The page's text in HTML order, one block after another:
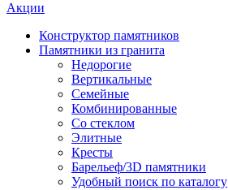
Акции
Конструктор памятников
Памятники из гранита
Недорогие
Вертикальные
Семейные
Комбинированные
Со стеклом
Элитные
Кресты
Барельеф/3D памятники
Удобный поиск по каталогу